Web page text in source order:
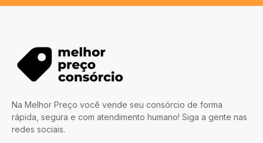
Na Melhor Preço você vende seu consórcio de forma
rápida, segura e com atendimento humano! Siga a gente nas
redes sociais.